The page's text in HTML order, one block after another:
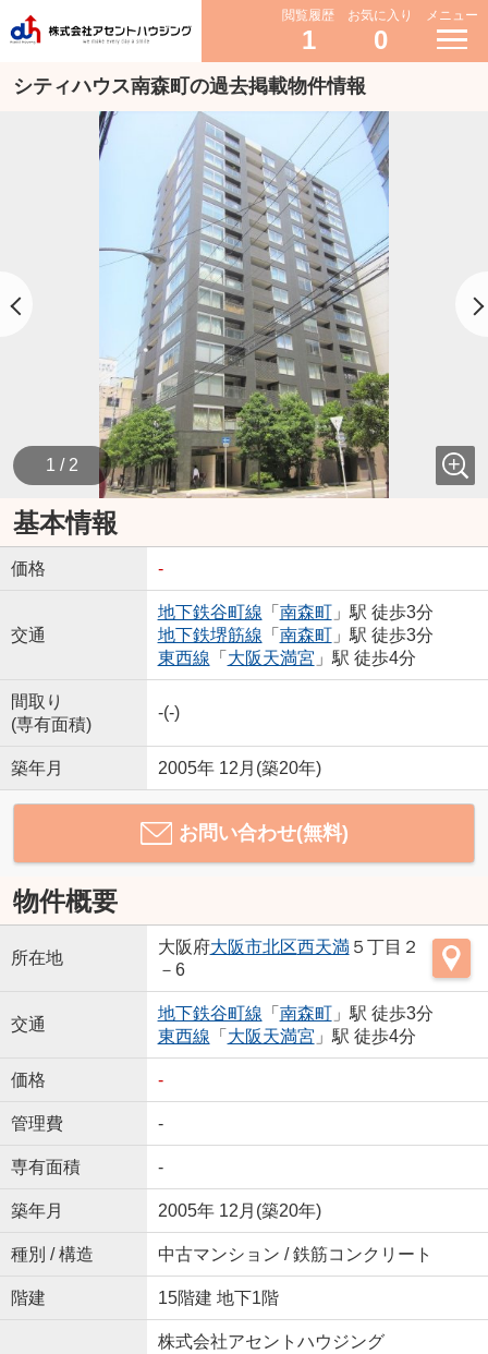
閲覧履歴
1
お気に入り
0
メニュー
シティハウス南森町の過去掲載物件情報
1 / 2
基本情報
価格 -
交通
地下鉄谷町線 「 南森町」駅 徒歩3分
地下鉄堺筋線 「 南森町」駅 徒歩3分
東西線 「 大阪天満宮 」駅 徒歩4分
間取り
(専有面積)
-(-)
築年月 2005年 12月(築20年)
お問い合わせ(無料)
物件概要
所在地
大阪府大阪市北区西天満５丁目２
－6
交通
地下鉄谷町線 「 南森町」駅 徒歩3分
東西線 「 大阪天満宮 」駅 徒歩4分
価格 -
管理費 -
専有面積 -
築年月 2005年 12月(築20年)
種別 / 構造 中古マンション / 鉄筋コンクリート
階建 15階建 地下1階
株式会社アセントハウジング